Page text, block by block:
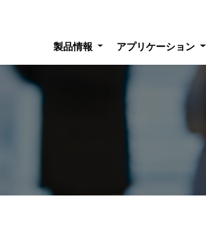
製品情報 アプリケーション